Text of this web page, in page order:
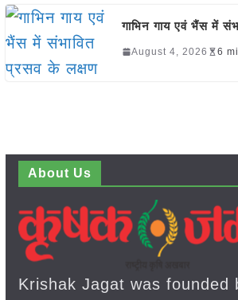
गाभिन गाय एवं भैंस में
August 4, 2026 6
About Us
Krishak Jagat was founded